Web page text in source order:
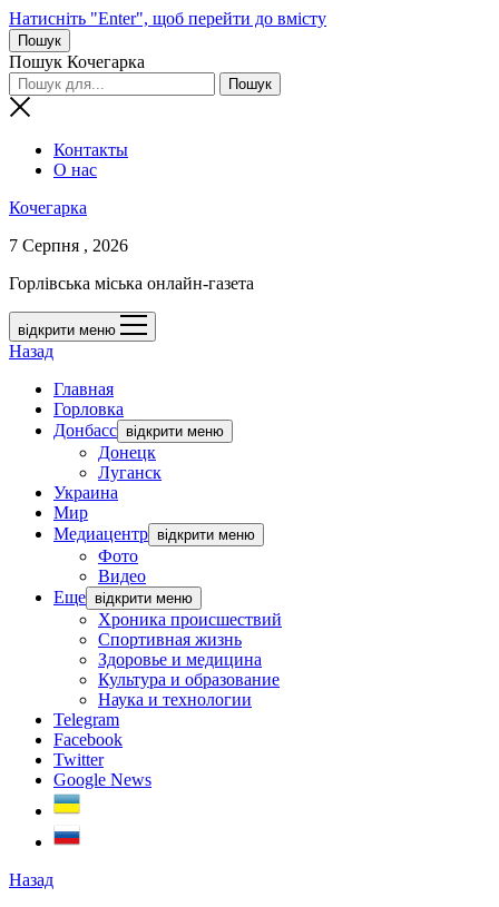
Натисніть "Enter", щоб перейти до вмісту
Пошук
Пошук Кочегарка
Контакты
О нас
Кочегарка
7 Серпня , 2026
Горлівська міська онлайн-газета
відкрити меню
Назад
Главная
Горловка
Донбасс відкрити меню
Донецк
Луганск
Украина
Мир
Медиацентр відкрити меню
Фото
Видео
Еще відкрити меню
Хроника происшествий
Спортивная жизнь
Здоровье и медицина
Культура и образование
Наука и технологии
Telegram
Facebook
Twitter
Google News
Назад